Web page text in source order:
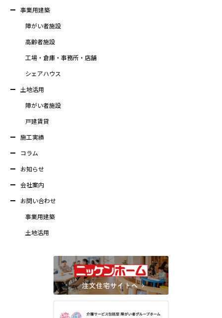
事業用建築
障がい者施設
高齢者施設
工場・倉庫・事務所・店舗
シェアハウス
土地活用
障がい者施設
戸建賃貸
施工実績
コラム
お知らせ
会社案内
お問い合わせ
事業用建築
土地活用